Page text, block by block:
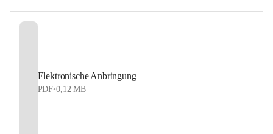
Elektronische Anbringung
PDF•0,12 MB